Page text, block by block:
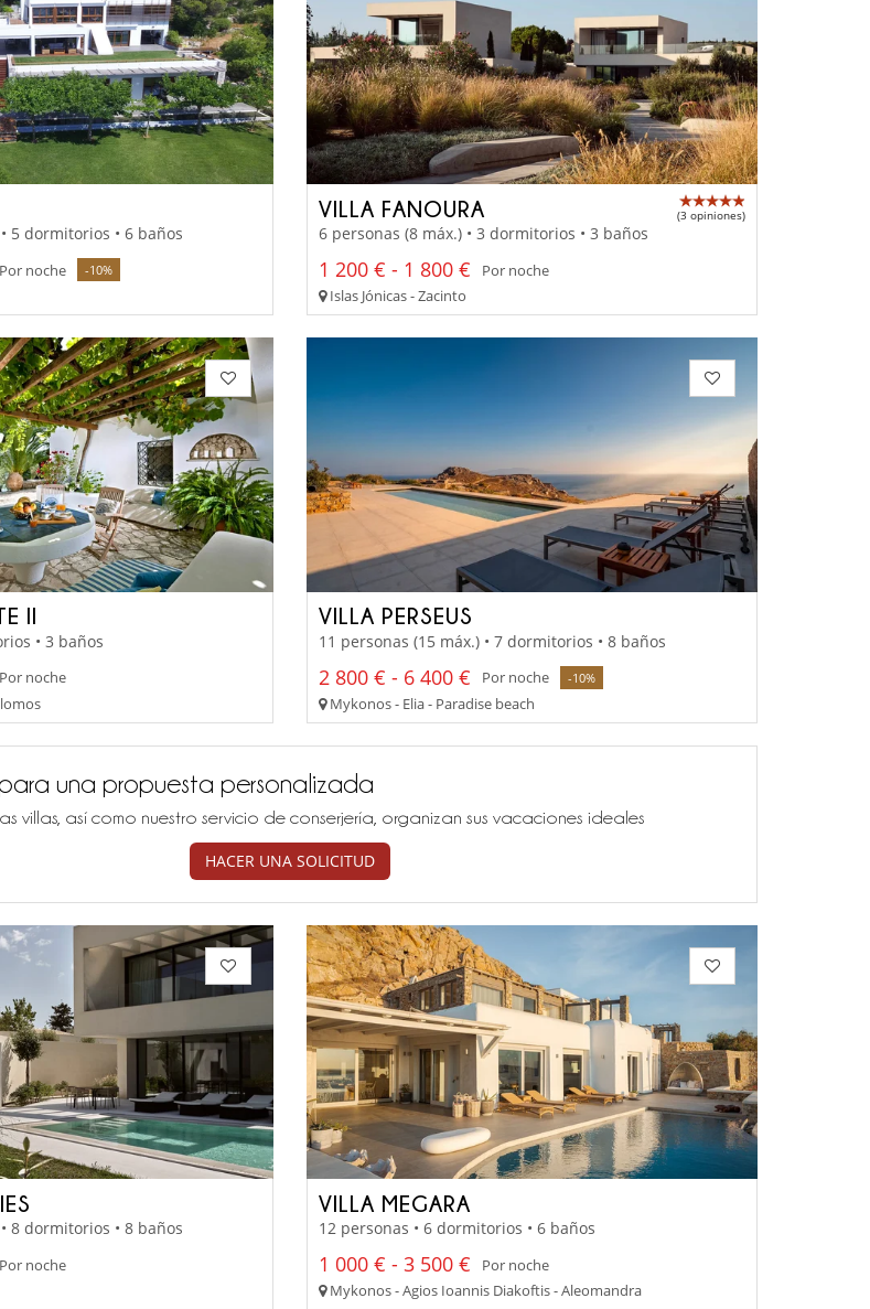
5 dormitorios • 6 baños
Por noche -10%
VILLA FANOURA (3 opiniones)
6 personas (8 máx.) • 3 dormitorios • 3 baños
1 200 € - 1 800 €
Por noche
Islas Jónicas - Zacinto
II
• 3 baños
Por noche
VILLA PERSEUS
11 personas (15 máx.) • 7 dormitorios • 8 baños
2 800 € - 6 400 € Por noche -10%
Mykonos - Elia - Paradise beach
una propuesta personalizada
villas, así como nuestro servicio de conserjería, organizan sus vacaciones ideales
HACER UNA SOLICITUD
8 dormitorios • 8 baños
Por noche
VILLA MEGARA
12 personas • 6 dormitorios • 6 baños
1 000 € - 3 500 €
Por noche
Mykonos - Agios Ioannis Diakoftis - Aleomandra